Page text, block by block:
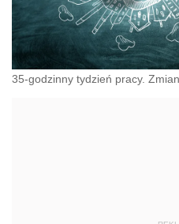
35-godzinny tydzień pracy.